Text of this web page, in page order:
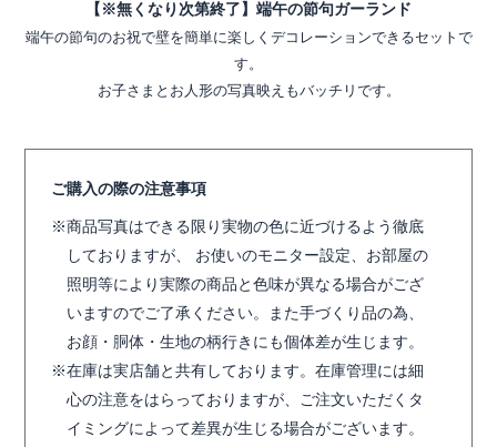
【※無くなり次第終了】端午の節句ガーランド
端午の節句のお祝で壁を簡単に楽しくデコレーションできるセットで
す。
お子さまとお人形の写真映えもバッチリです。
ご購入の際の注意事項
商品写真はできる限り実物の色に近づけるよう徹底
しておりますが、 お使いのモニター設定、お部屋の
照明等により実際の商品と色味が異なる場合がござ
いますのでご了承ください。また手づくり品の為、
お顔・胴体・生地の柄行きにも個体差が生じます。
在庫は実店舗と共有しております。在庫管理には細
心の注意をはらっておりますが、ご注文いただくタ
イミングによって差異が生じる場合がございます。